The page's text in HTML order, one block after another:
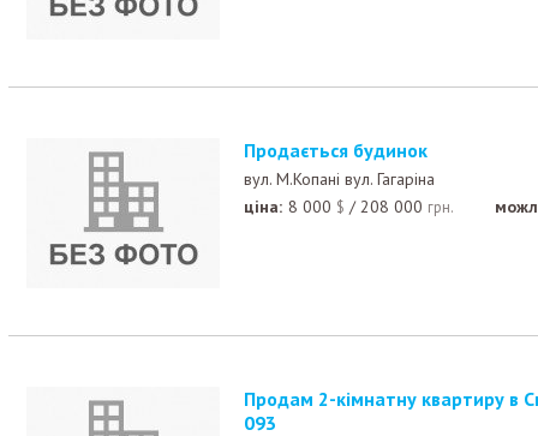
Продається будинок
вул. М.Копані вул. Гагаріна
ціна: 8 000 $ /208 000 грн.
Продам 2-кімнатну квартиру в Скадовську м.0959015
093